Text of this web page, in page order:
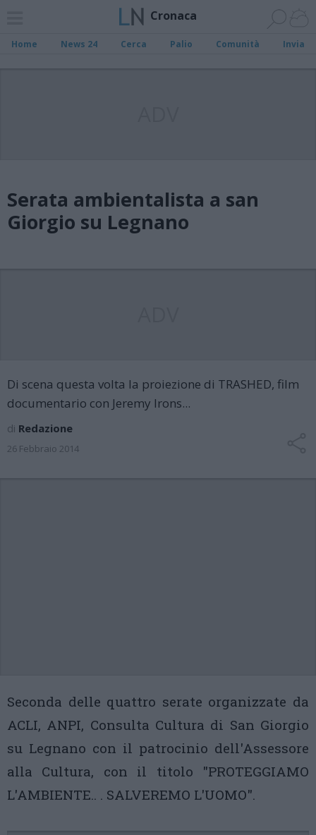
Cronaca
Home News 24 Cerca Palio Comunità Invia
Serata ambientalista a san
Giorgio su Legnano
Di scena questa volta la proiezione di TRASHED, film
documentario con Jeremy Irons...
di Redazione
26 Febbraio 2014
Seconda delle quattro serate organizzate da
ACLI, ANPI, Consulta Cultura di San Giorgio
su Legnano con il patrocinio dell'Assessore
alla Cultura, con il titolo "PROTEGGIAMO
L'AMBIENTE.. . SALVEREMO L'UOMO".